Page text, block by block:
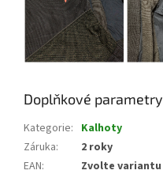
Doplňkové parametry
Kategorie: Kalhoty
Záruka:
2 roky
EAN: Zvolte variantu